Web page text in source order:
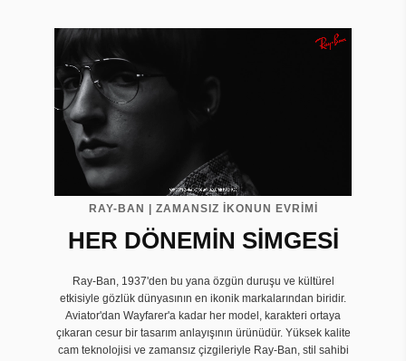
RAY-BAN | ZAMANSIZ İKONUN EVRIMI
HER DÖNEMİN SİMGESİ
Ray-Ban, 1937'den bu yana özgün duruşu ve kültürel
etkisiyle gözlük dünyasının en ikonik markalarından biridir.
Aviator'dan Wayfarer'a kadar her model, karakteri ortaya
çıkaran cesur bir tasarım anlayışının ürünüdür. Yüksek kalite
cam teknolojisi ve zamansız çizgileriyle Ray-Ban, stil sahibi